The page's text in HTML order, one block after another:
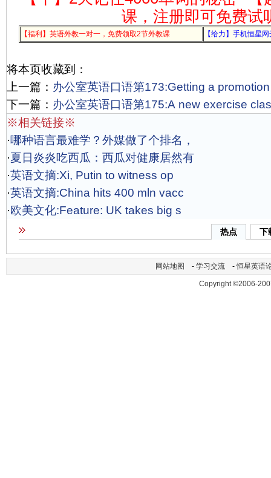
课，注册即可免费试
【福利】英语外教一对一，免费领取2节外教课 【给力】手机恒星
将本页收藏到：
上一篇： 办公室英语口语第173:Getting a
下一篇： 办公室英语口语第175:A new exercise
※相关链接※
·哪种语言最难学？外媒做了个排名，
·夏日炎炎吃西瓜：西瓜对健康居然有
·英语文摘:Xi, Putin to witness op
·英语文摘:China hits 400 mln vacc
·欧美文化:Feature: UK takes big s
热点 下
网站地图 - 学习交流 -恒星英语
Copyright ©2006-